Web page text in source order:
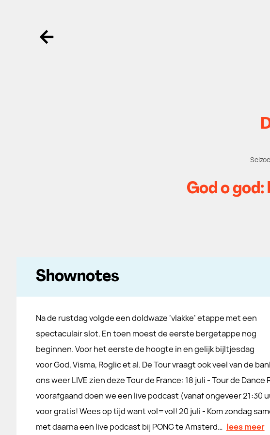
Ga terug
God o
Shownotes
Na de rustdag volgde een doldwaze ‘vlakke’ etappe met een
spectaculair slot. En toen moest de eerste bergetappe nog
beginnen. Voor het eerste de hoogte in en gelijk bijltjesdag
voor God, Visma, Roglic et al. De Tour vraagt ook veel van de
ons weer LIVE zien deze Tour de France: 18 juli - Tour de Dance
voorafgaand doen we een live podcast (vanaf ongeveer 21:30
voor gratis! Wees op tijd want vol=vol! 20 juli - Kom zondag
met daarna een live podcast bij PONG te Amsterd… lees meer